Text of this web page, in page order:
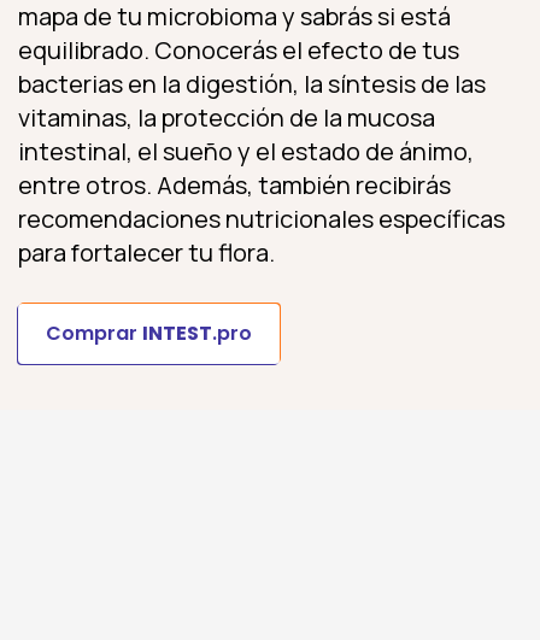
mapa de tu microbioma y sabrás si está
equilibrado. Conocerás el efecto de tus
bacterias en la digestión, la síntesis de las
vitaminas, la protección de la mucosa
intestinal, el sueño y el estado de ánimo,
entre otros. Además, también recibirás
recomendaciones nutricionales específicas
para fortalecer tu flora.
Comprar INTEST.pro